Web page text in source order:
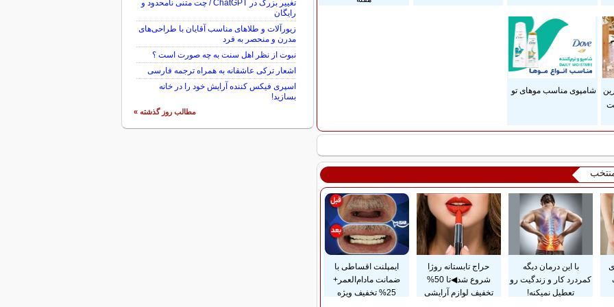
شامپوی مناسب موهای تو
با این درمان دیگه
کمردرد کار و زندگیت رو
تعطیل نمیکنه!
حراج تابستانه روژا
شروع شد◀تا 50%
تخفیف لوازم آرایشی
ایمپلنت اقساطی با
ضمانت مادام‌العمر+
25% تخفیف ویژه
تغییر بزرگ در ChatGPT / چت متنی نامحدود و
رایگان
زیورآلات و طلاهای مناسب آقایان با طراحی‌های
مدرن و منحصر به فرد
نبوت از نظر اهل سنت به چه صورت است ؟
اشعار ترکی عاشقانه به همراه ترجمه فارسی
اسپری فیکس کننده آرایش خود را در خانه
بسازید!
مطالب روز گذشته »